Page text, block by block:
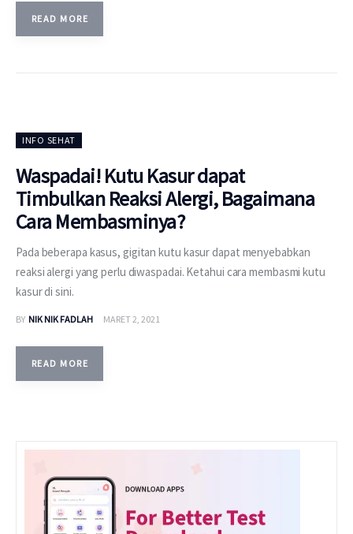
Berita
READ MORE
INFO SEHAT
Waspadai! Kutu Kasur dapat
Timbulkan Reaksi Alergi, Bagaimana
Cara Membasminya?
Pada beberapa kasus, gigitan kutu kasur dapat menyebabkan
reaksi alergi yang perlu diwaspadai. Ketahui cara membasmi kutu
kasur di sini.
BY NIK NIK FADLAH MARET 2, 2021
READ MORE